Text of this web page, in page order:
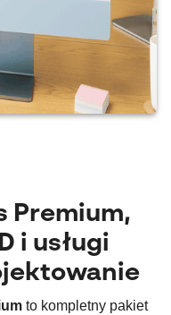
Premium,
i usługi
to kompletny pakiet